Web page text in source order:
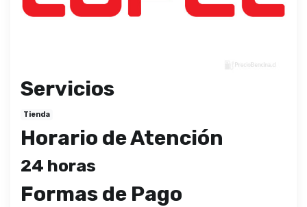
Servicios
Tienda
Horario de Atención
24 horas
Formas de Pago